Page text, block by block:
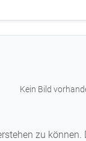
Kein Bild
zu